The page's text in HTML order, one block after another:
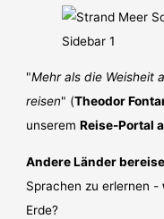
"Mehr als die Weisheit
reisen" (Theodor
unseremReise-Portal
Andere Länder
Sprachen zu erlernen -
Erde?